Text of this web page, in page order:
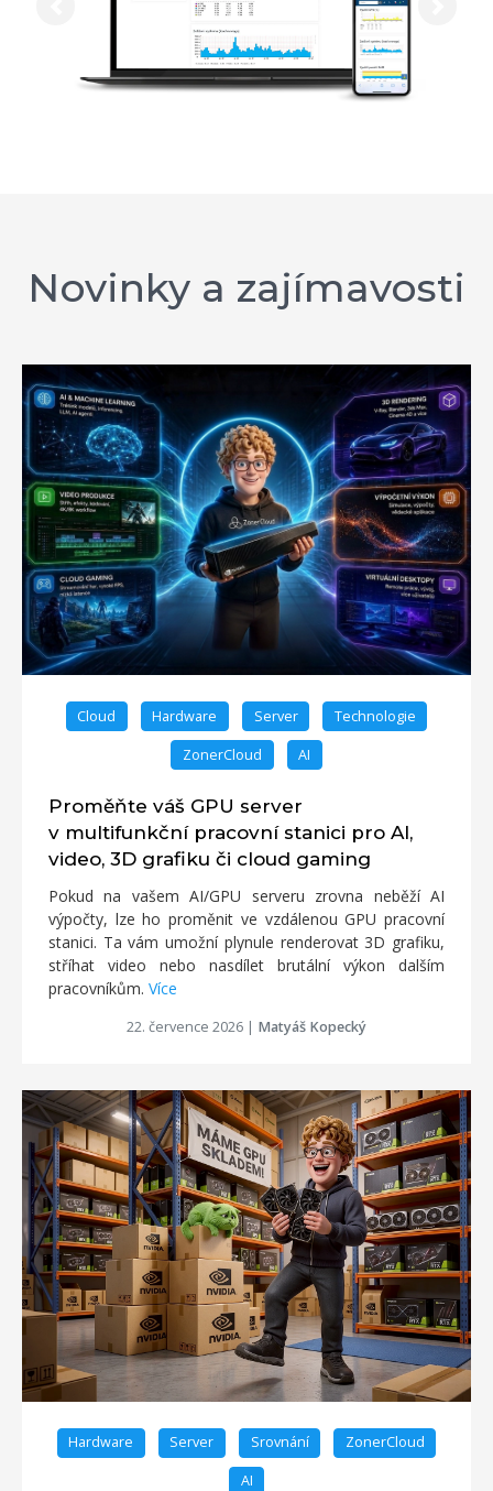
Novinky a zajímavosti
Cloud Hardware Server Technologie
ZonerCloud AI
Proměňte váš GPU server
v multifunkční pracovní stanici pro AI,
video, 3D grafiku či cloud gaming
Pokud na vašem AI/GPU serveru zrovna neběží AI
výpočty, lze ho proměnit ve vzdálenou GPU pracovní
stanici. Ta vám umožní plynule renderovat 3D grafiku,
stříhat video nebo nasdílet brutální výkon dalším
pracovníkům. Více
22. července 2026 | Matyáš Kopecký
Hardware Server Srovnání ZonerCloud
AI